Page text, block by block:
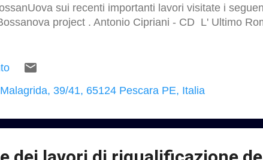
sui recenti importanti lavori visitate i
project . Antonio Cipriani - CD L' Ultimo
Studio P J “ Paolo Jammarrone 2008 -
39/41, 65124 Pescara PE, Italia